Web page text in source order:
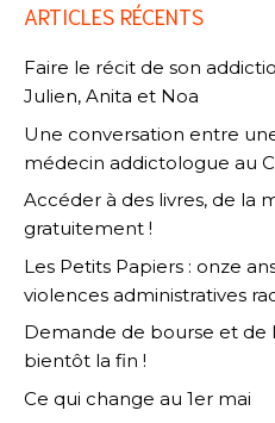
ARTICLES RÉCENTS
Faire le récit de son
Julien, Anita et Noa
Une conversation entre
médecin addictologue au
Accéder à des livres, de la
gratuitement !
Les Petits Papiers : onze
violences administratives
Demande de bourse et de
bientôt la fin !
Ce qui change au 1er mai